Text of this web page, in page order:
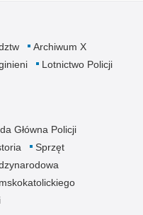
Archiwum X
Lotnictwo Policji
Główna Policji
Sprzęt